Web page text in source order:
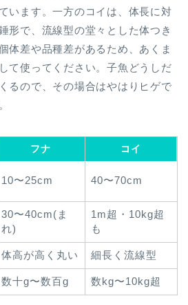
います。一方のコイは、体長に対
形で、流線型の堂々とした体つき
体差や品種差があるため、あくま
て使ってください。子魚どうしだ
るので、その場合はやはりヒゲで
フナ コイ
10〜25cm 40〜70cm
30〜40cm(ま
れ)
1m超・10kg超
も
体高が高く丸い 細長く流線型
数十g〜数百g 数kg〜10kg超